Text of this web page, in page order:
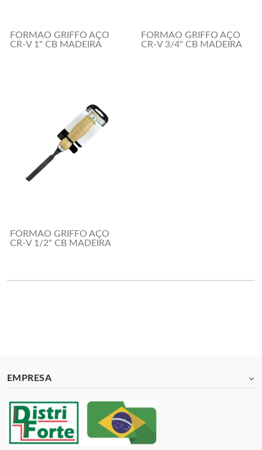
FORMAO GRIFFO AÇO
CR-V 1" CB MADEIRA
FORMAO GRIFFO AÇO
CR-V 3/4" CB MADEIRA
FORMAO GRIFFO AÇO
CR-V 1/2" CB MADEIRA
EMPRESA